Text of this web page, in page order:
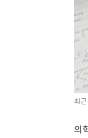
최근
의